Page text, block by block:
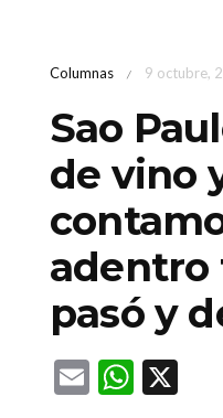
Columnas / 9 octubre,
Sao
de vino
adentro
pasó y
Email